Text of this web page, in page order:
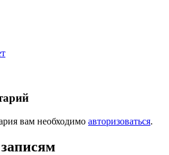
вам необходимо авторизоваться.